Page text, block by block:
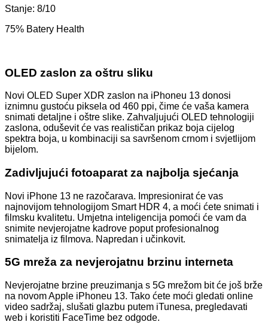
Stanje: 8/10
75% Batery Health
OLED zaslon za oštru sliku
Novi OLED Super XDR zaslon na iPhoneu 13 donosi
iznimnu gustoću piksela od 460 ppi, čime će vaša kamera
snimati detaljne i oštre slike. Zahvaljujući OLED tehnologiji
zaslona, ​​oduševit će vas realističan prikaz boja cijelog
spektra boja, u kombinaciji sa savršenom crnom i svjetlijom
bijelom.
Zadivljujući fotoaparat za najbolja sjećanja
Novi iPhone 13 ne razočarava. Impresionirat će vas
najnovijom tehnologijom Smart HDR 4, a moći ćete snimati i
filmsku kvalitetu. Umjetna inteligencija pomoći će vam da
snimite nevjerojatne kadrove poput profesionalnog
snimatelja iz filmova. Napredan i učinkovit.
5G mreža za nevjerojatnu brzinu interneta
Nevjerojatne brzine preuzimanja s 5G mrežom bit će još brže
na novom Apple iPhoneu 13. Tako ćete moći gledati online
video sadržaj, slušati glazbu putem iTunesa, pregledavati
web i koristiti FaceTime bez odgode.